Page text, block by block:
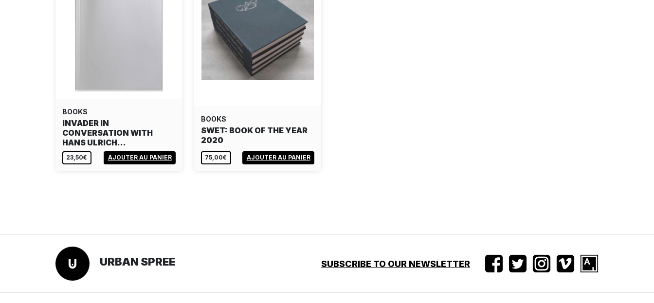
BOOKS
INVADER IN
CONVERSATION WITH
HANS ULRICH…
23,50€ AJOUTER AU PANIER
BOOKS
SWET: BOOK OF THE YEAR
2020
75,00€ AJOUTER AU PANIER
URBAN SPREE SUBSCRIBE TO OUR NEWSLETTER